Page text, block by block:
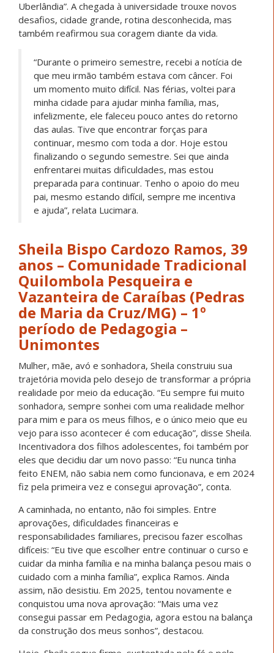
O caminho universitário não significa afastamento dos
territórios, mas um novo modo de permanecer. Essas
levando consigo a vontade de transformar a realidade,
fortalecer a pesca artesanal e contribuir com o bem
viver de seus povos.
Ao afirmar suas identidades, quilombolas, vazanteiras e
pescadoras, essas jovens mostram que o
conhecimento acadêmico pode caminhar junto aos
saberes tradicionais, somando forças na luta por
direitos, território e dignidade.
As trajetórias dessas nove jovens revelam mais do que
conquistas individuais: anunciam um movimento coletivo
de transformação que nasce nos territórios, às
margens do rio, das águas, e alcança a universidade
sem romper com suas origens. São histórias
atravessadas por desafios, mas também por coragem,
pertencimento e compromisso com suas comunidades.
Ao ingressarem no ensino superior, não deixam de ser
quem são, ao contrário, fortalecem a identidade dos
povos das águas e ampliam as possibilidades de luta,
organização e defesa da pesca artesanal. Entre redes,
saberes e sonhos, essas jovens mostram que a
educação também é um ato de resistência e que o
território e o olhar voltado para o futuro.